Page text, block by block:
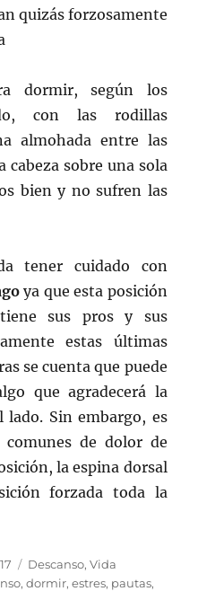
quizás forzosamente
dormir, según los
con las rodillas
almohada entre las
cabeza sobre una sola
bien y no sufren las
tener cuidado con
ya que esta posición
sus pros y sus
estas últimas
se cuenta que puede
que agradecerá la
lado. Sin embargo, es
comunes de dolor de
la espina dorsal
forzada toda la
Categorías
Descanso,Vida
,dormir,estres, pautas,